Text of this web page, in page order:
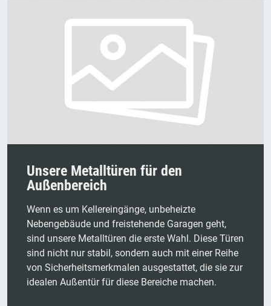
Unsere Metalltüren für den
Außenbereich
Wenn es um Kellereingänge, unbeheizte
Nebengebäude und freistehende Garagen geht,
sind unsere Metalltüren die erste Wahl. Diese Türen
sind nicht nur stabil, sondern auch mit einer Reihe
von Sicherheitsmerkmalen ausgestattet, die sie zur
idealen Außentür für diese Bereiche machen.